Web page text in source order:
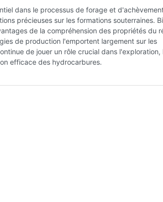
dans le processus de forage et
précieuses sur les formations souterraines.
de la compréhension des propriétés du
de production l'emportent largement sur les
de jouer un rôle crucial dans l'exploration,
efficace des hydrocarbures.